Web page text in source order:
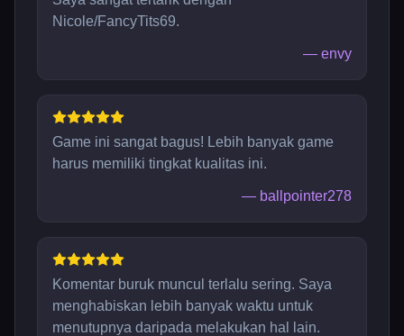
Nicole/FancyTits69.
— envy
Game ini sangat bagus! Lebih banyak game
harus memiliki tingkat kualitas ini.
— ballpointer278
Komentar buruk muncul terlalu sering. Saya
menghabiskan lebih banyak waktu untuk
menutupnya daripada melakukan hal lain.